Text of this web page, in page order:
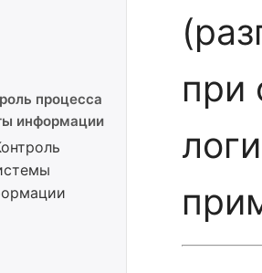
процесса
информации
при